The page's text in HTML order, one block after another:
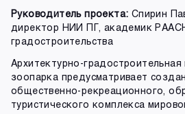
Руководитель проекта: Спирин
директор НИИ ПГ, академик
градостроительства
Архитектурно-
зоопарка предусматривает
общественно-рекреационного,
туристического комплекса